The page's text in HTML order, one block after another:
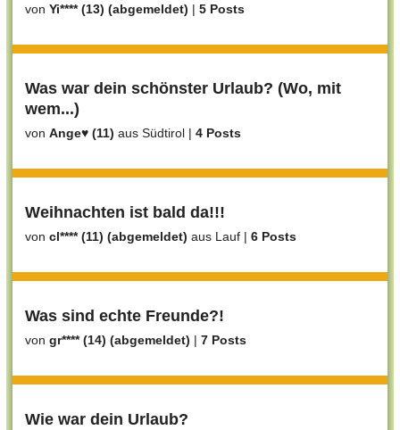
von Yi**** (13) (abgemeldet) | 5 Posts
Was war dein schönster Urlaub? (Wo, mit
wem...)
von Ange♥ (11) aus Südtirol | 4 Posts
Weihnachten ist bald da!!!
von cl**** (11) (abgemeldet) aus Lauf | 6 Posts
Was sind echte Freunde?!
von gr**** (14) (abgemeldet) | 7 Posts
Wie war dein Urlaub?